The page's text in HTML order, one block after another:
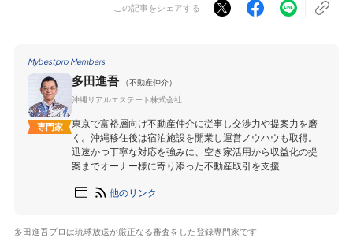
この記事をシェアする
Mybestpro Members
専門家
多田進吾
（不動産仲介）
沖縄リアルエステート株式会社
東京で富裕層向け不動産仲介に従事し交渉力や提案力を磨
く。沖縄移住後は宿泊施設を開業し運営ノウハウも取得。
迅速かつ丁寧な対応を強みに、空き家活用から収益化の提
案までオーナー様に寄り添った不動産取引を支援
他のリンク
多田進吾プロは琉球放送が厳正なる審査をした登録専門家です